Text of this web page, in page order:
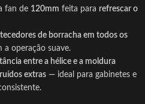
fan de 120mm feita para refrescar o
de borracha em todos os
a operação suave.
entre a hélice e a moldura
extras — ideal para gabinetes e